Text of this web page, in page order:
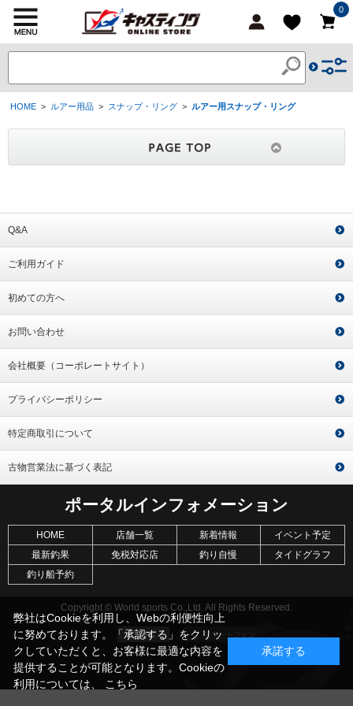
0
HOME > ルアー用品 > スナップ・リング > ルアー用スナップ・リング
Q&A
ご利用ガイド
初めての方へ
お問い合わせ
会社概要（コーポレートサイト）
プライバシーポリシー
特定商取引について
古物営業法に基づく表記
ポータルインフォメーション
HOME 店舗一覧 新着情報
イベント予定
最新釣果
免税対応店 釣り自慢
タイドグラフ
釣り船予約
Copyright © World sports Co.,Ltd. All Rights Reserved.
弊社はCookieを利用し、Webの利便性向上
に努めております。「承認する」をクリッ
クしていただくと、お客様に最適な内容を
提供することが可能となります。Cookieの
利用については、 こちら
承諾する